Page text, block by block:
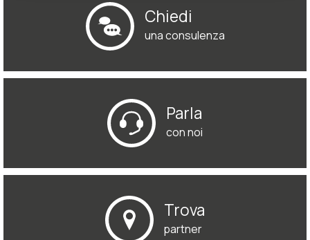
Chiedi
una consulenza
Parla
con noi
Trova
partner